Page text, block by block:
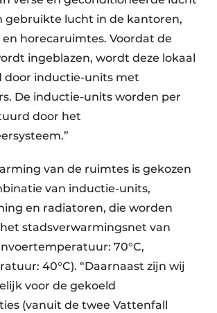
gebruikte lucht in de kantoren,
horecaruimtes. Voordat de
ingeblazen, wordt deze lokaal
door inductie-units met
De inductie-units worden per
door het
van de ruimtes is gekozen
van inductie-units,
en radiatoren, die worden
stadsverwarmingsnet van
70°C,
40°C). “Daarnaast zijn wij
voor de gekoeld
(vanuit de twee Vattenfall